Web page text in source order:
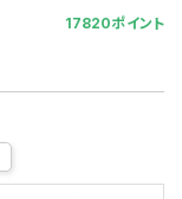
17820ポイント